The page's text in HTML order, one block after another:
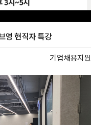
영 현직자 특강
기업채용지원